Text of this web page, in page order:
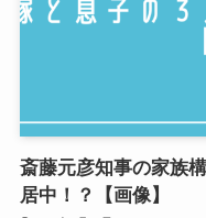
斎藤元彦知事の家族
居中！？【画像】